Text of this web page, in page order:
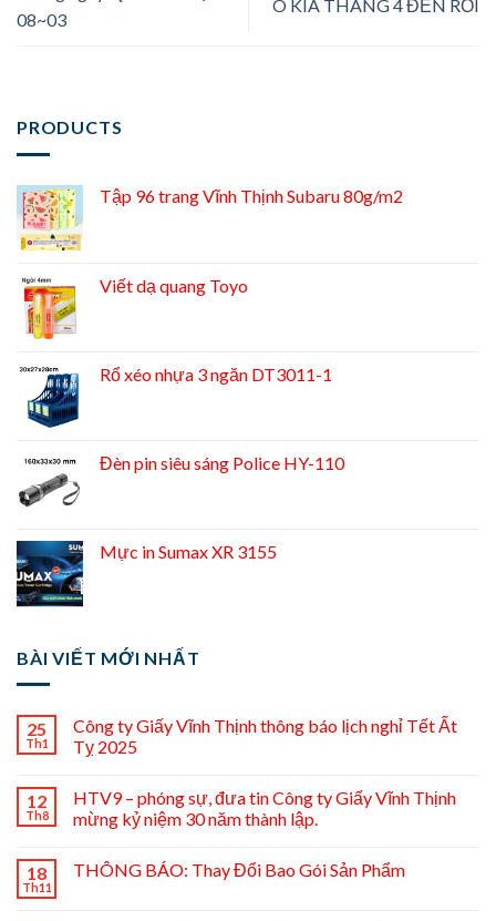
08~03
Ô KÌA THÁNG 4 ĐẾN RỒI
PRODUCTS
Tập 96 trang Vĩnh Thịnh Subaru 80g/m2
Viết dạ quang Toyo
Rổ xéo nhựa 3 ngăn DT3011-1
Đèn pin siêu sáng Police HY-110
Mực in Sumax XR 3155
BÀI VIẾT MỚI NHẤT
25
Th1
Công ty Giấy Vĩnh Thịnh thông báo lịch nghỉ Tết Ất
Tỵ 2025
12
Th8
HTV9 – phóng sự, đưa tin Công ty Giấy Vĩnh Thịnh
mừng kỷ niệm 30 năm thành lập.
18
Th11
THÔNG BÁO: Thay Đổi Bao Gói Sản Phẩm